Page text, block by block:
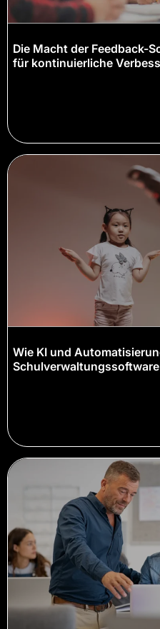
Die Macht der Feedback-
für kontinuierliche
Wie KI und